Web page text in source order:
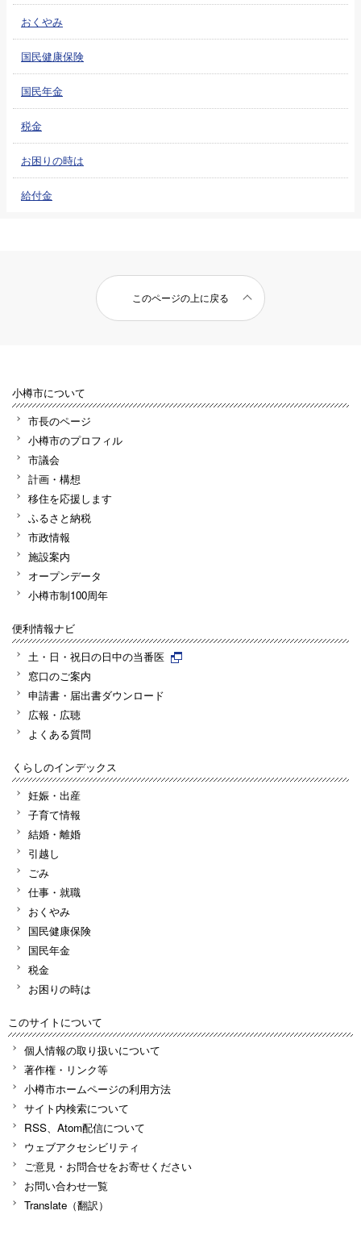
おくやみ
国民健康保険
国民年金
税金
お困りの時は
給付金
このページの上に戻る
小樽市について
市長のページ
小樽市のプロフィル
市議会
計画・構想
移住を応援します
ふるさと納税
市政情報
施設案内
オープンデータ
小樽市制100周年
便利情報ナビ
土・日・祝日の日中の当番医
窓口のご案内
申請書・届出書ダウンロード
広報・広聴
よくある質問
くらしのインデックス
妊娠・出産
子育て情報
結婚・離婚
引越し
ごみ
仕事・就職
おくやみ
国民健康保険
国民年金
税金
お困りの時は
このサイトについて
個人情報の取り扱いについて
著作権・リンク等
小樽市ホームページの利用方法
サイト内検索について
RSS、Atom配信について
ウェブアクセシビリティ
ご意見・お問合せをお寄せください
お問い合わせ一覧
Translate（翻訳）